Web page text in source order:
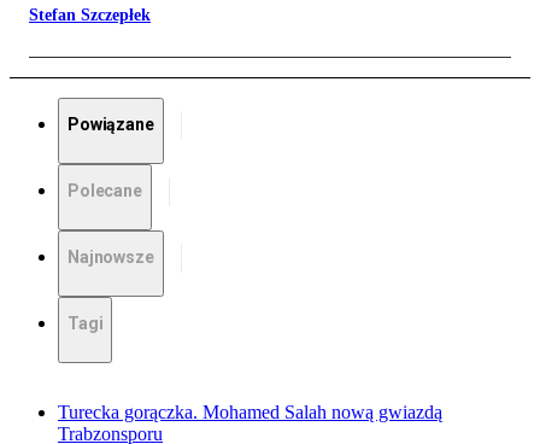
Stefan Szczepłek
Powiązane
Polecane
Najnowsze
Tagi
Turecka gorączka. Mohamed Salah nową gwiazdą
Trabzonsporu